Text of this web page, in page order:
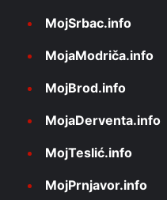
MojSrbac.info
MojaModriča.info
MojBrod.info
MojaDerventa.info
MojTeslić.info
MojPrnjavor.info